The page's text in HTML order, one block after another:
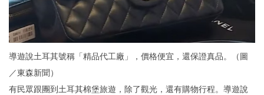
導遊說土耳其號稱「精品代工廠」，價格便宜，還保證真品。（圖
／東森新聞）
有民眾跟團到土耳其棉堡旅遊，除了觀光，還有購物行程。導遊說